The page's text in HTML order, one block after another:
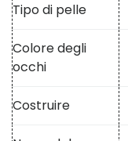
Tipo di pelle
Colore degli
occhi
Costruire